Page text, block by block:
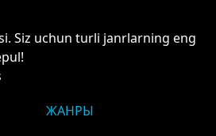
Siz uchun turli janrlarning eng
ЖАНРЫ